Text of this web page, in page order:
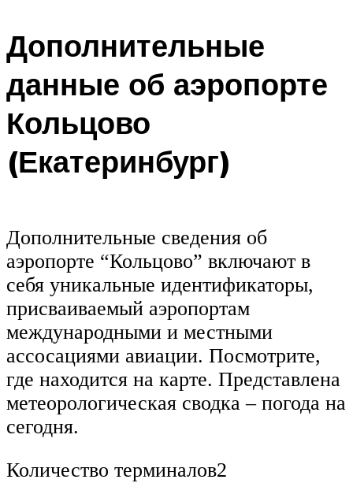
Дополнительные
данные об аэропорте
Кольцово
(Екатеринбург)
Дополнительные сведения об
аэропорте “Кольцово” включают в
себя уникальные идентификаторы,
присваиваемый аэропортам
международными и местными
ассосациями авиации. Посмотрите,
где находится на карте. Представлена
метеорологическая сводка – погода на
сегодня.
Количество терминалов2